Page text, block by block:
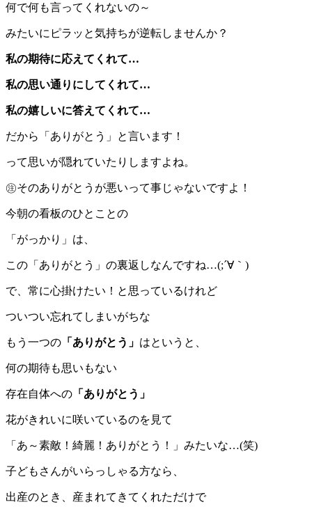
何で何も言ってくれないの～
みたいにピラッと気持ちが逆転しませんか？
私の期待に応えてくれて…
私の思い通りにしてくれて…
私の嬉しいに答えてくれて…
だから「ありがとう」と言います！
って思いが隠れていたりしますよね。
㊟そのありがとうが悪いって事じゃないですよ！
今朝の看板のひとことの
「がっかり」は、
この「ありがとう」の裏返しなんですね…(;´∀｀)
で、常に心掛けたい！と思っているけれど
ついつい忘れてしまいがちな
もう一つの 「ありがとう」 はというと、
何の期待も思いもない
存在自体への 「ありがとう」
花がきれいに咲いているのを見て
「あ～素敵！綺麗！ありがとう！」みたいな…(笑)
子どもさんがいらっしゃる方なら、
出産のとき、産まれてきてくれただけで